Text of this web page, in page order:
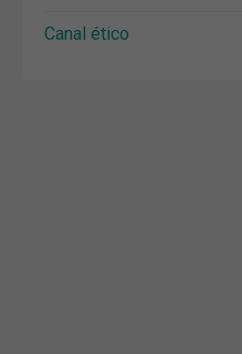
Canal ético